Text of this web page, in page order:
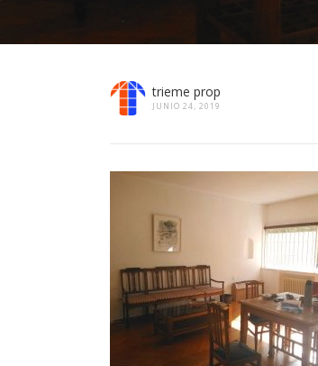
trieme prop
JUNIO 24, 2019